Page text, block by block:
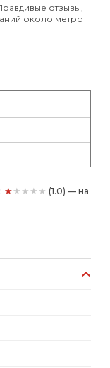
отзывы,
около метро
★★★★★ (1.0) — на